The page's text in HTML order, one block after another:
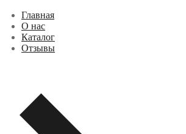
Перейти
содержимому
Меню
Закрыть
Главная
О нас
Каталог
Отзывы